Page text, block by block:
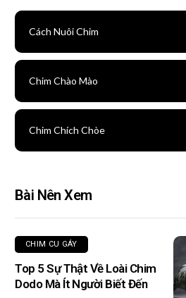
Cách Nuôi Chim
Chim Chào Mào
Chim Chích Chòe
Bài Nên Xem
CHIM CU GÁY
Top 5 Sự Thật Về Loài Chim
Dodo Mà Ít Người Biết Đến